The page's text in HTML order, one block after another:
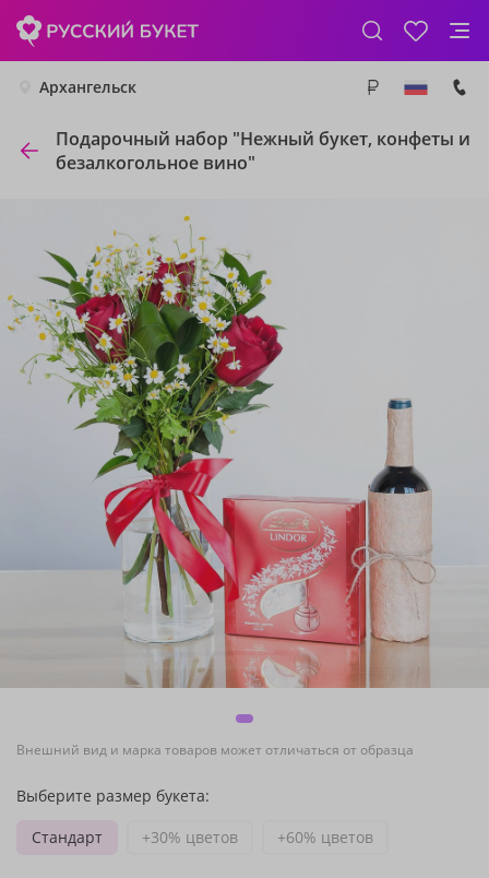
Архангельск
Подарочный набор "Нежный букет, конфеты и
безалкогольное вино"
Внешний вид и марка товаров может отличаться от образца
Выберите размер букета:
Стандарт
+30% цветов +60% цветов